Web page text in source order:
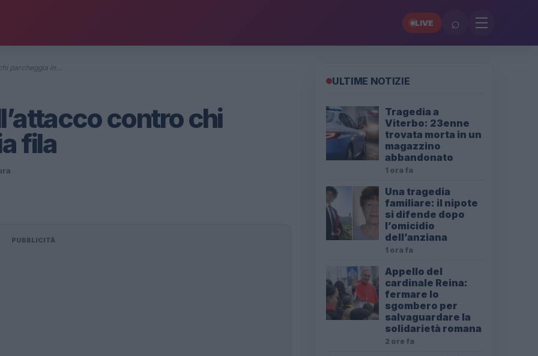
LIVE ⌕
parcheggia in…
contro chi
fila
PUBBLICITÀ
ULTIME NOTIZIE
Tragedia a
Viterbo: 23enne
trovata morta in un
magazzino
abbandonato
1 ora fa
Una tragedia
familiare: il nipote
si difende dopo
l’omicidio
dell’anziana
1 ora fa
Appello del
cardinale Reina:
fermare lo
sgombero per
salvaguardare la
solidarietà romana
2 ore fa